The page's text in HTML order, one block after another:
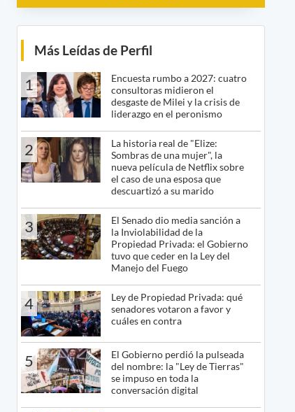
Más Leídas de Perfil
1
Encuesta rumbo a 2027: cuatro
consultoras midieron el
desgaste de Milei y la crisis de
liderazgo en el peronismo
2
La historia real de "Elize:
Sombras de una mujer", la
nueva película de Netflix sobre
el caso de una esposa que
descuartizó a su marido
3
El Senado dio media sanción a
la Inviolabilidad de la
Propiedad Privada: el Gobierno
tuvo que ceder en la Ley del
Manejo del Fuego
4
Ley de Propiedad Privada: qué
senadores votaron a favor y
cuáles en contra
5
El Gobierno perdió la pulseada
del nombre: la "Ley de Tierras"
se impuso en toda la
conversación digital